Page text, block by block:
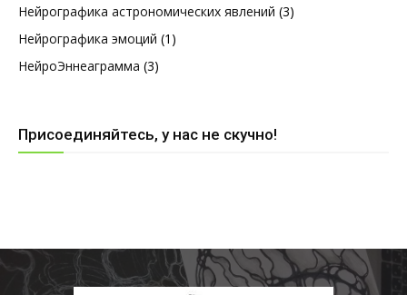
Нейрографика астрономических явлений (3)
Нейрографика эмоций (1)
НейроЭннеаграмма (3)
Присоединяйтесь, у нас не скучно!